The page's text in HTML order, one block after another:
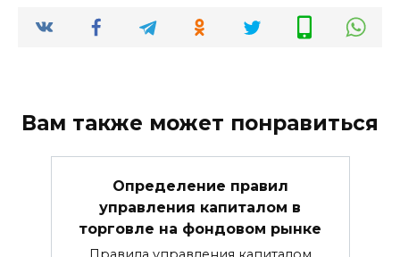
Вам также может понравиться
Определение правил
управления капиталом в
торговле на фондовом рынке